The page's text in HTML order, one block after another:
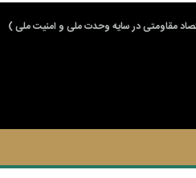
مقاومتی در سایه وحدت ملی و امنیت ملی )